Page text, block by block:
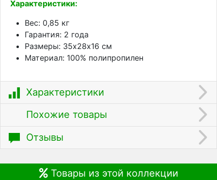
Характеристики:
Вес: 0,85 кг
Гарантия: 2 года
Размеры: 35х28х16 см
Материал: 100% полипропилен
Характеристики
Похожие товары
Отзывы
Товары из этой коллекции